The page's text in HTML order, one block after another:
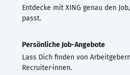
Entdecke mit XING genau den
passt.
Persönliche Job-Angebote
Lass Dich finden von
Recruiter·innen.